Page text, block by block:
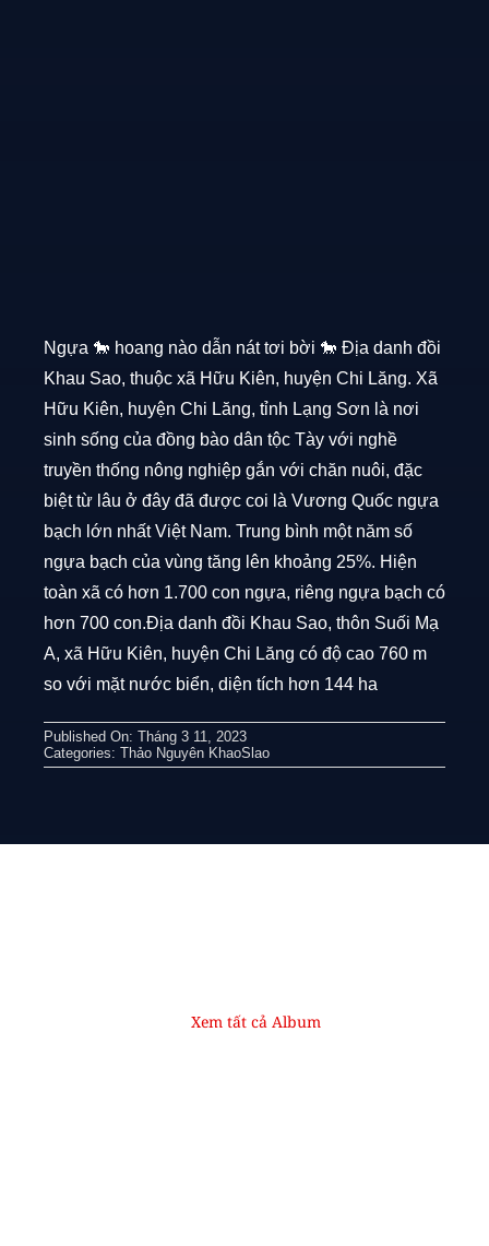
Ngựa 🐎 hoang nào dẫn nát tơi bời 🐎 Địa danh đồi
Khau Sao, thuộc xã Hữu Kiên, huyện Chi Lăng. Xã
Hữu Kiên, huyện Chi Lăng, tỉnh Lạng Sơn là nơi
sinh sống của đồng bào dân tộc Tày với nghề
truyền thống nông nghiệp gắn với chăn nuôi, đặc
biệt từ lâu ở đây đã được coi là Vương Quốc ngựa
bạch lớn nhất Việt Nam. Trung bình một năm số
ngựa bạch của vùng tăng lên khoảng 25%. Hiện
toàn xã có hơn 1.700 con ngựa, riêng ngựa bạch có
hơn 700 con.Địa danh đồi Khau Sao, thôn Suối Mạ
A, xã Hữu Kiên, huyện Chi Lăng có độ cao 760 m
so với mặt nước biển, diện tích hơn 144 ha
Published On: Tháng 3 11, 2023
Categories: Thảo Nguyên KhaoSlao
Xem tất cả Album